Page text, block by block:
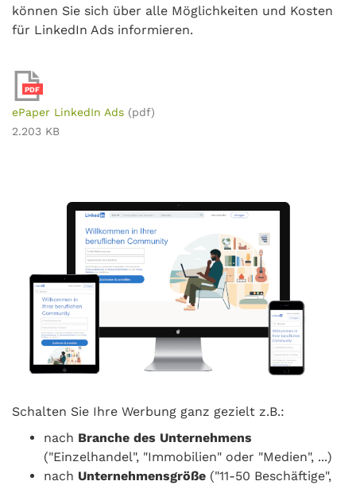
können Sie sich über alle Möglichkeiten und Kosten
für LinkedIn Ads informieren.
PDF
ePaper LinkedIn Ads (pdf)
2.203 KB
Schalten Sie Ihre Werbung ganz gezielt z.B.:
nach Branche des Unternehmens
("Einzelhandel", "Immobilien" oder "Medien", ...)
nach Unternehmensgröße ("11-50 Beschäftige",